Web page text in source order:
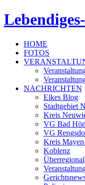
HOME
FOTOS
NACHRICHTEN
Elkes Blog
Stadtgebiet
Kreis
VG Bad
VG
Kreis
Koblenz
Überregional